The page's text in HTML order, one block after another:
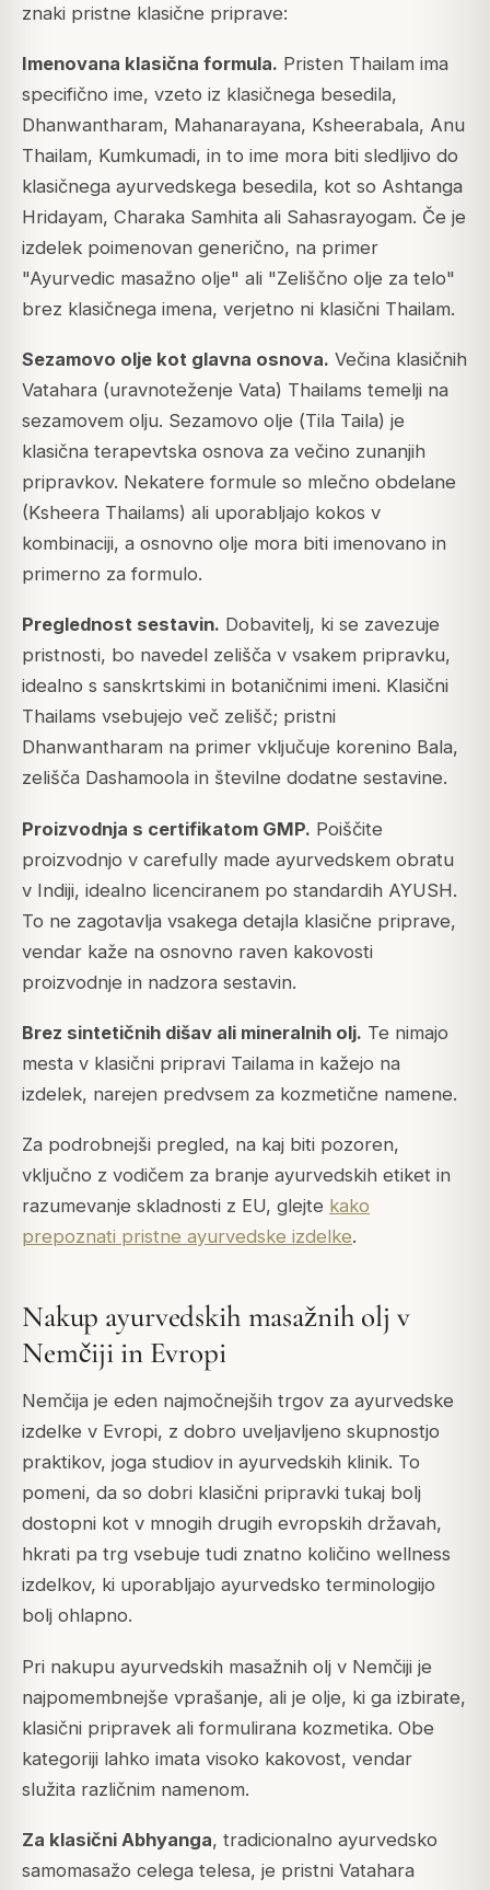
znaki pristne klasične priprave:
Imenovana klasična formula. Pristen Thailam ima
specifično ime, vzeto iz klasičnega besedila,
Dhanwantharam, Mahanarayana, Ksheerabala, Anu
Thailam, Kumkumadi, in to ime mora biti sledljivo do
klasičnega ayurvedskega besedila, kot so Ashtanga
Hridayam, Charaka Samhita ali Sahasrayogam. Če je
izdelek poimenovan generično, na primer
"Ayurvedic masažno olje" ali "Zeliščno olje za telo"
brez klasičnega imena, verjetno ni klasični Thailam.
Sezamovo olje kot glavna osnova. Večina klasičnih
Vatahara (uravnoteženje Vata) Thailams temelji na
sezamovem olju. Sezamovo olje (Tila Taila) je
klasična terapevtska osnova za večino zunanjih
pripravkov. Nekatere formule so mlečno obdelane
(Ksheera Thailams) ali uporabljajo kokos v
kombinaciji, a osnovno olje mora biti imenovano in
primerno za formulo.
Preglednost sestavin. Dobavitelj, ki se zavezuje
pristnosti, bo navedel zelišča v vsakem pripravku,
idealno s sanskrtskimi in botaničnimi imeni. Klasični
Thailams vsebujejo več zelišč; pristni
Dhanwantharam na primer vključuje korenino Bala,
zelišča Dashamoola in številne dodatne sestavine.
Proizvodnja s certifikatom GMP. Poiščite
proizvodnjo v carefully made ayurvedskem obratu
v Indiji, idealno licenciranem po standardih AYUSH.
To ne zagotavlja vsakega detajla klasične priprave,
vendar kaže na osnovno raven kakovosti
proizvodnje in nadzora sestavin.
Brez sintetičnih dišav ali mineralnih olj. Te nimajo
mesta v klasični pripravi Tailama in kažejo na
izdelek, narejen predvsem za kozmetične namene.
Za podrobnejši pregled, na kaj biti pozoren,
vključno z vodičem za branje ayurvedskih etiket in
razumevanje skladnosti z EU, glejte kako
prepoznati pristne ayurvedske izdelke.
Nakup ayurvedskih masažnih olj v
Nemčiji in Evropi
Nemčija je eden najmočnejših trgov za ayurvedske
izdelke v Evropi, z dobro uveljavljeno skupnostjo
praktikov, joga studiov in ayurvedskih klinik. To
pomeni, da so dobri klasični pripravki tukaj bolj
dostopni kot v mnogih drugih evropskih državah,
hkrati pa trg vsebuje tudi znatno količino wellness
izdelkov, ki uporabljajo ayurvedsko terminologijo
bolj ohlapno.
Pri nakupu ayurvedskih masažnih olj v Nemčiji je
najpomembnejše vprašanje, ali je olje, ki ga izbirate,
klasični pripravek ali formulirana kozmetika. Obe
kategoriji lahko imata visoko kakovost, vendar
služita različnim namenom.
Za klasični Abhyanga, tradicionalno ayurvedsko
samomasažo celega telesa, je pristni Vatahara